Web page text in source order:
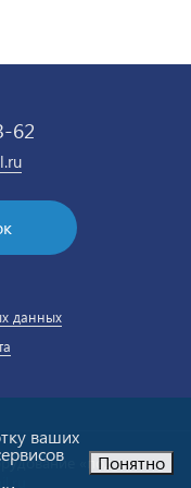
62
данных
«под ключ».
ваших
Понятно